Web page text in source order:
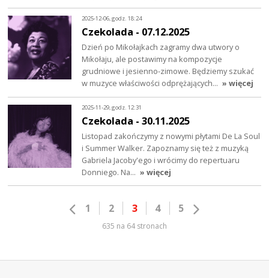
2025-12-06, godz. 18:24
Czekolada - 07.12.2025
Dzień po Mikołajkach zagramy dwa utwory o
Mikołaju, ale postawimy na kompozycje
grudniowe i jesienno-zimowe. Będziemy szukać
w muzyce właściwości odprężających… » więcej
2025-11-29, godz. 12:31
Czekolada - 30.11.2025
Listopad zakończymy z nowymi płytami De La Soul
i Summer Walker. Zapoznamy się też z muzyką
Gabriela Jacoby'ego i wrócimy do repertuaru
Donniego. Na… » więcej
1 2 3 4 5
635 na 64 stronach